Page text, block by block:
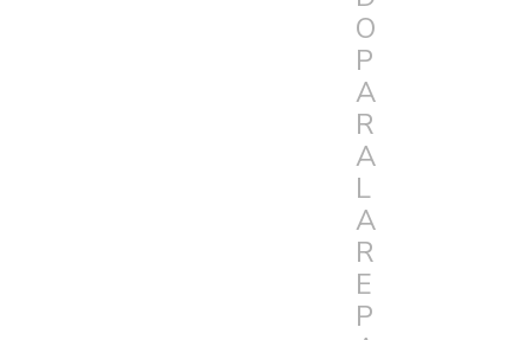
O
P
A
R
A
L
A
R
E
P